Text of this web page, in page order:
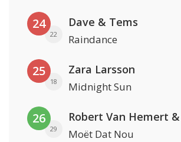
24
22
Dave & Tems
Raindance
25
18
Zara Larsson
Midnight Sun
26
29
Robert Van Hemert
Moët Dat Nou